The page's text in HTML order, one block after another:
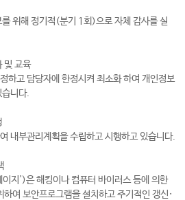
위해 정기적(분기 1회)으로 자체 감사를 실
및 교육
하고 담당자에 한정시켜 최소화 하여 개인정보
니다.
내부관리계획을 수립하고 시행하고 있습니다.
지 ')은 해킹이나 컴퓨터 바이러스 등에 의한
여 보안프로그램을 설치하고 주기적인 갱신·